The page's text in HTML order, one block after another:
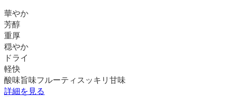
華やか
芳醇
重厚
穏やか
ドライ
軽快
酸味旨味フルーティ スッキリ 甘味
詳細を見る